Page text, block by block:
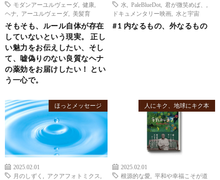
モダンアーユルヴェーダ
健康
ヘナ
アーユルヴェーダ 美髪育
そもそも、ルール自体が存在
していないという現実。 正し
い魅力をお伝えしたい、そし
て、嘘偽りのない良質なヘナ
の薬効をお届けしたい！ とい
う一心で。
水
PaleBlueDot 君が微笑めば、
ドキュメンタリー映画
水と宇宙
#1 内なるもの、外なるもの
ほっとメッセージ
2025.02.01
月のしずく
アクアフォトミクス
人にキク、地球にキク本
2025.02.01
根源的な愛
平和や幸福こそが道